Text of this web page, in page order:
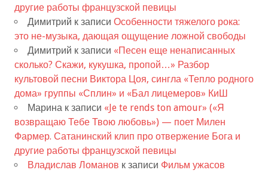
другие работы французской певицы
Димитрий к записи Особенности тяжелого рока:
это не-музыка, дающая ощущение ложной свободы
Димитрий к записи «Песен еще ненаписанных
сколько? Скажи, кукушка, пропой…» Разбор
культовой песни Виктора Цоя, сингла «Тепло родного
дома» группы «Сплин» и «Бал лицемеров» КиШ
Марина к записи «Je te rends ton amour» («Я
возвращаю Тебе Твою любовь») — поет Милен
Фармер. Сатанинский клип про отвержение Бога и
другие работы французской певицы
Владислав Ломанов к записи Фильм ужасов